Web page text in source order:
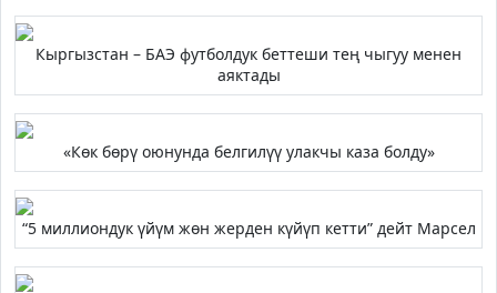
Кыргызстан – БАЭ футболдук беттеши тең чыгуу менен
аяктады
«Көк бөрү оюнунда белгилүү улакчы каза болду»
“5 миллиондук үйүм жөн жерден күйүп кетти” дейт Марсел